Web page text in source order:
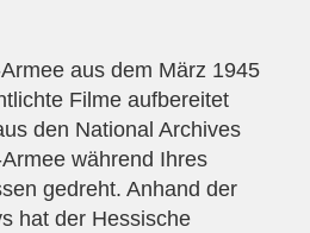
aus dem März 1945
Filme aufbereitet
den National Archives
während Ihres
gedreht. Anhand der
hat der Hessische